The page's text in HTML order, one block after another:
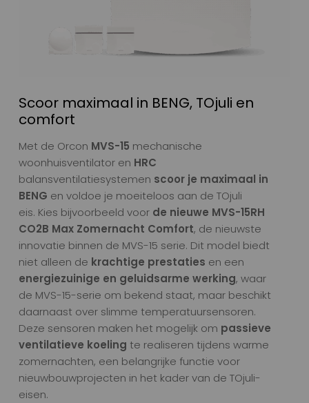
Scoor maximaal in BENG, TOjuli en
comfort
Met de Orcon MVS-15 mechanische
woonhuisventilator en HRC
balansventilatiesystemen scoor je maximaal in
BENG en voldoe je moeiteloos aan de TOjuli
eis. Kies bijvoorbeeld voor de nieuwe MVS-15RH
CO2B Max Zomernacht Comfort, de nieuwste
innovatie binnen de MVS-15 serie. Dit model biedt
niet alleen de krachtige prestaties en een
energiezuinige en geluidsarme werking, waar
de MVS-15-serie om bekend staat, maar beschikt
daarnaast over slimme temperatuursensoren.
Deze sensoren maken het mogelijk om passieve
ventilatieve koeling te realiseren tijdens warme
zomernachten, een belangrijke functie voor
nieuwbouwprojecten in het kader van de TOjuli-
eisen.